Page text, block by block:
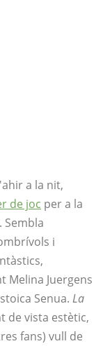
a la nit,
de joc per a la
Sembla
i
Melina Juergens
Senua. La
de vista estètic,
fans) vull de